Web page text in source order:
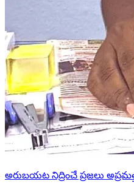
అరుబయట నిద్రించే ప్రజలు